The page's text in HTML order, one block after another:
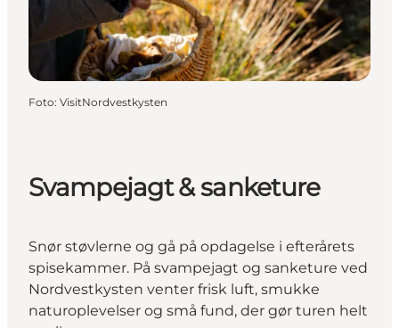
Foto: VisitNordvestkysten
Svampejagt & sanketure
Snør støvlerne og gå på opdagelse i efterårets
spisekammer. På svampejagt og sanketure ved
Nordvestkysten venter frisk luft, smukke
naturoplevelser og små fund, der gør turen helt